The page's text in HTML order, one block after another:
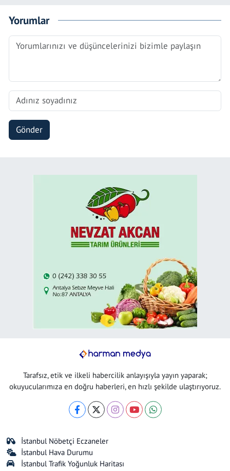
Yorumlar
Gönder
Tarafsız, etik ve ilkeli habercilik anlayışıyla yayın yaparak;
okuyucularımıza en doğru haberleri, en hızlı şekilde ulaştırıyoruz.
İstanbul Nöbetçi Eczaneler
İstanbul Hava Durumu
İstanbul Trafik Yoğunluk Haritası